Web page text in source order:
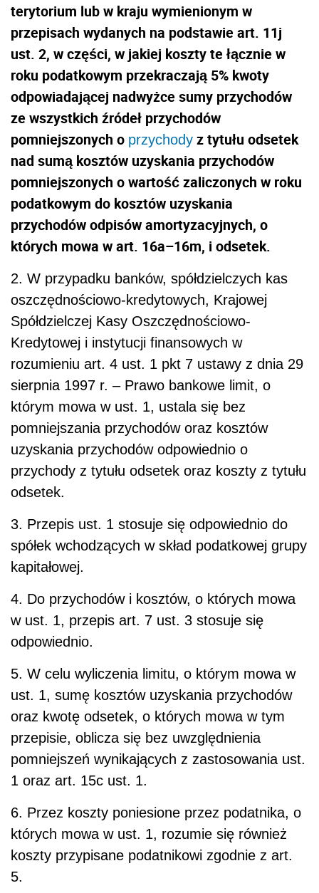
terytorium lub w kraju wymienionym w
przepisach wydanych na podstawie art. 11j
ust. 2, w części, w jakiej koszty te łącznie w
roku podatkowym przekraczają 5% kwoty
odpowiadającej nadwyżce sumy przychodów
ze wszystkich źródeł przychodów
pomniejszonych o przychody z tytułu odsetek
nad sumą kosztów uzyskania przychodów
pomniejszonych o wartość zaliczonych w roku
podatkowym do kosztów uzyskania
przychodów odpisów amortyzacyjnych, o
których mowa w art. 16a–16m, i odsetek.
2. W przypadku banków, spółdzielczych kas
oszczędnościowo-kredytowych, Krajowej
Spółdzielczej Kasy Oszczędnościowo-
Kredytowej i instytucji finansowych w
rozumieniu art. 4 ust. 1 pkt 7 ustawy z dnia 29
sierpnia 1997 r. – Prawo bankowe limit, o
którym mowa w ust. 1, ustala się bez
pomniejszania przychodów oraz kosztów
uzyskania przychodów odpowiednio o
przychody z tytułu odsetek oraz koszty z tytułu
odsetek.
3. Przepis ust. 1 stosuje się odpowiednio do
spółek wchodzących w skład podatkowej grupy
kapitałowej.
4. Do przychodów i kosztów, o których mowa
w ust. 1, przepis art. 7 ust. 3 stosuje się
odpowiednio.
5. W celu wyliczenia limitu, o którym mowa w
ust. 1, sumę kosztów uzyskania przychodów
oraz kwotę odsetek, o których mowa w tym
przepisie, oblicza się bez uwzględnienia
pomniejszeń wynikających z zastosowania ust.
1 oraz art. 15c ust. 1.
6. Przez koszty poniesione przez podatnika, o
których mowa w ust. 1, rozumie się również
koszty przypisane podatnikowi zgodnie z art.
5.